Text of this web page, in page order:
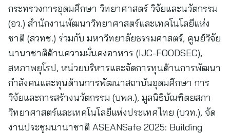
กระทรวงการอุดมศึกษา วิทยาศาสตร์ วิจัยและนวัตกรรม
(อว.) สำนักงานพัฒนาวิทยาศาสตร์และเทคโนโลยีแห่ง
ชาติ (สวทช.) ร่วมกับ มหาวิทยาลัยธรรมศาสตร์, ศูนย์วิจัย
นานาชาติด้านความมั่นคงอาหาร (IJC-FOODSEC),
สหภาพยุโรป, หน่วยบริหารและจัดการทุนด้านการพัฒนา
กำลังคนและทุนด้านการพัฒนาสถาบันอุดมศึกษา การ
วิจัยและการสร้างนวัตกรรม (บพค.), มูลนิธิบัณฑิตยสภา
วิทยาศาสตร์และเทคโนโลยีแห่งประเทศไทย (บวท.), จัด
งานประชุมนานาชาติ ASEANSafe 2025: Building